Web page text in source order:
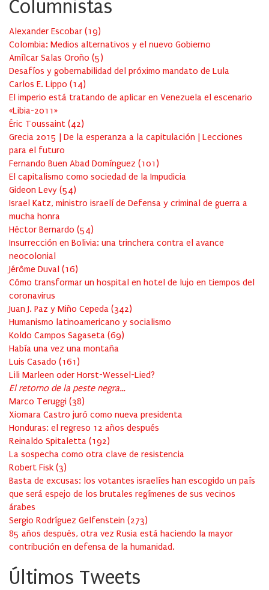
Columnistas
Alexander Escobar (19)
Colombia: Medios alternativos y el nuevo Gobierno
Amílcar Salas Oroño (5)
Desafíos y gobernabilidad del próximo mandato de Lula
Carlos E. Lippo (14)
El imperio está tratando de aplicar en Venezuela el escenario
«Libia-2011»
Éric Toussaint (42)
Grecia 2015 | De la esperanza a la capitulación | Lecciones
para el futuro
Fernando Buen Abad Domínguez (101 )
El capitalismo como sociedad de la Impudicia
Gideon Levy (54)
Israel Katz, ministro israelí de Defensa y criminal de guerra a
mucha honra
Héctor Bernardo (54)
Insurrección en Bolivia: una trinchera contra el avance
neocolonial
Jérôme Duval (16)
Cómo transformar un hospital en hotel de lujo en tiempos del
coronavirus
Juan J. Paz y Miño Cepeda (342)
Humanismo latinoamericano y socialismo
Koldo Campos Sagaseta (69)
Había una vez una montaña
Luis Casado (161 )
Lili Marleen oder Horst-Wessel-Lied?
El retorno de la peste negra…
Marco Teruggi (38)
Xiomara Castro juró como nueva presidenta
Honduras: el regreso 12 años después
Reinaldo Spitaletta (192)
La sospecha como otra clave de resistencia
Robert Fisk (3)
Basta de excusas: los votantes israelíes han escogido un país
que será espejo de los brutales regímenes de sus vecinos
árabes
Sergio Rodríguez Gelfenstein (273)
85 años después, otra vez Rusia está haciendo la mayor
contribución en defensa de la humanidad.
Últimos Tweets